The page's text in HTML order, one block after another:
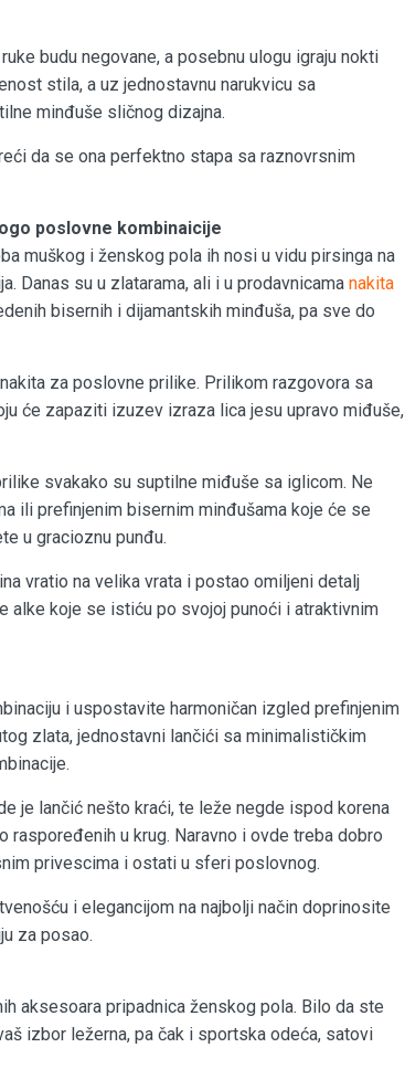
budu negovane, a posebnu ulogu igraju nokti
stila, a uz jednostavnu narukvicu sa
minđuše sličnog dizajna.
da se ona perfektno stapa sa raznovrsnim
poslovne kombinaicije
muškog i ženskog pola ih nosi u vidu pirsinga na
Danas su u zlatarama, ali i u prodavnicama nakita
bisernih i dijamantskih minđuša, pa sve do
za poslovne prilike. Prilikom razgovora sa
će zapaziti izuzev izraza lica jesu upravo miđuše,
svakako su suptilne miđuše sa iglicom. Ne
ili prefinjenim bisernim minđušama koje će se
u gracioznu punđu.
vratio na velika vrata i postao omiljeni detalj
alke koje se istiću po svojoj punoći i atraktivnim
i uspostavite harmoničan izgled prefinjenim
zlata, jednostavni lančići sa minimalističkim
je lančić nešto kraći, te leže negde ispod korena
raspoređenih u krug. Naravno i ovde treba dobro
privescima i ostati u sferi poslovnog.
i elegancijom na najbolji način doprinosite
za posao.
aksesoara pripadnica ženskog pola. Bilo da ste
izbor ležerna, pa čak i sportska odeća, satovi